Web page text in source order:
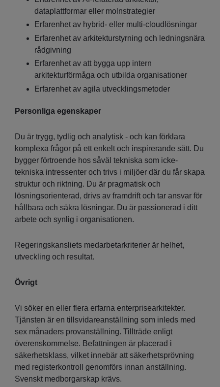
dataplattformar eller molnstrategier
Erfarenhet av hybrid- eller multi-cloudlösningar
Erfarenhet av arkitekturstyrning och ledningsnära
rådgivning
Erfarenhet av att bygga upp intern
arkitekturförmåga och utbilda organisationer
Erfarenhet av agila utvecklingsmetoder
Personliga egenskaper
Du är trygg, tydlig och analytisk - och kan förklara
komplexa frågor på ett enkelt och inspirerande sätt. Du
bygger förtroende hos såväl tekniska som icke-
tekniska intressenter och trivs i miljöer där du får skapa
struktur och riktning. Du är pragmatisk och
lösningsorienterad, drivs av framdrift och tar ansvar för
hållbara och säkra lösningar. Du är passionerad i ditt
arbete och synlig i organisationen.
Regeringskansliets medarbetarkriterier är helhet,
utveckling och resultat.
Övrigt
Vi söker en eller flera erfarna enterprisearkitekter.
Tjänsten är en tillsvidareanställning som inleds med
sex månaders provanställning. Tillträde enligt
överenskommelse. Befattningen är placerad i
säkerhetsklass, vilket innebär att säkerhetsprövning
med registerkontroll genomförs innan anställning.
Svenskt medborgarskap krävs.